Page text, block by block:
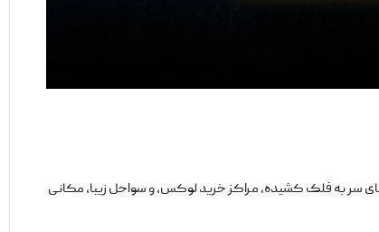
سر به فلک کشیده، مراکز خرید لوکس، و سواحل زیبا، مکانی